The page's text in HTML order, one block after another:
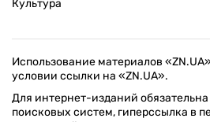
Культура
Использование материалов
условии ссылки на «ZN.UA».
Для интернет-изданий
поисковых систем, гиперссылка в